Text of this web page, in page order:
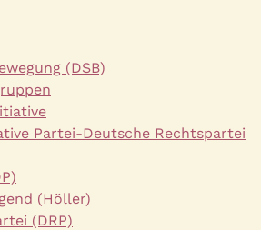
(DSB)
Partei-Deutsche Rechtspartei
(Höller)
(DRP)